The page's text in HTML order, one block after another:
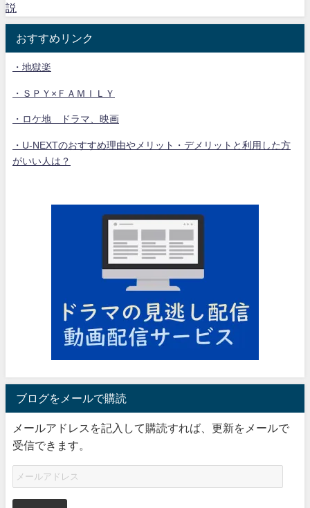
説
おすすめリンク
・地獄楽
・ＳＰＹ×ＦＡＭＩＬＹ
・ロケ地 ドラマ、映画
・U-NEXTのおすすめ理由やメリット・デメリットと利用した方
がいい人は？
ブログをメールで購読
メールアドレスを記入して購読すれば、更新をメールで
受信できます。